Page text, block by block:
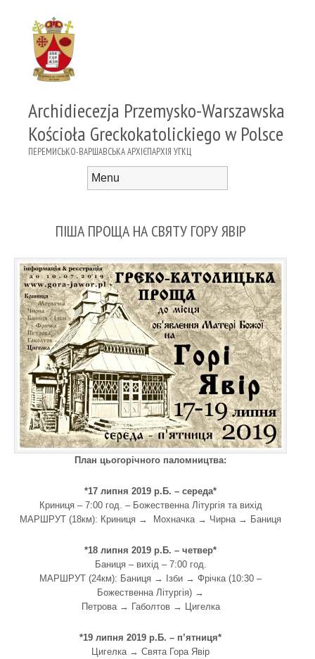
Archidiecezja Przemysko-Warszawska
Kościoła Greckokatolickiego w Polsce
ПЕРЕМИСЬКО-ВАРШАВСЬКА АРХІЄПАРХІЯ УГКЦ
ПІША ПРОЩА НА СВЯТУ ГОРУ ЯВІР
План цьогорічного паломництва:
*17 липня 2019 р.Б. – середа*
Криниця – 7:00 год. – Божественна Літургія та вихід
МАРШРУТ (18км): Криниця → Мохначка → Чирна → Баниця
*18 липня 2019 р.Б. – четвер*
Баниця – вихід – 7:00 год.
МАРШРУТ (24км): Баниця → Ізби → Фрічка (10:30 –
Божественна Літургія) →
Петрова → Габолтов → Цигелка
*19 липня 2019 р.Б. – п’ятниця*
Цигелка → Свята Гора Явір